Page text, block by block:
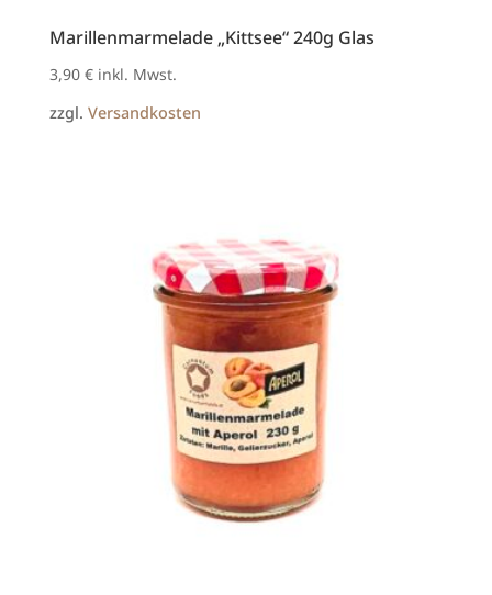
Marillenmarmelade „Kittsee“ 240g Glas
3,90 € inkl. Mwst.
zzgl. Versandkosten